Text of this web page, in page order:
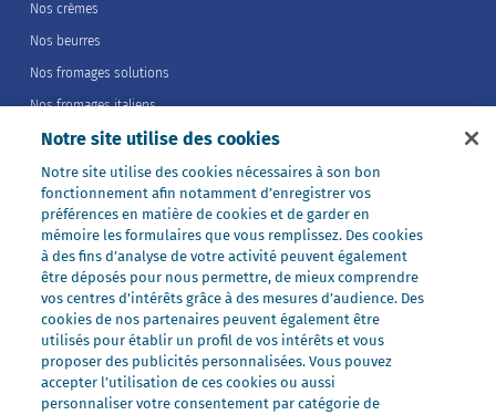
Nos crèmes
Nos beurres
Nos fromages solutions
Nos fromages italiens
Nos fromages portions
Nos fromages entiers
Nos préparations
Nos ultra-frais
Nos laits
Nos marques
Président Professionnel
Galbani Professionale
Lactel Professionnel
Notre site utilise des cookies
Notre site utilise des cookies nécessaires à son bon
fonctionnement afin notamment d’enregistrer vos
préférences en matière de cookies et de garder en
mémoire les formulaires que vous remplissez. Des cookies
à des fins d’analyse de votre activité peuvent également
être déposés pour nous permettre, de mieux comprendre
vos centres d'intérêts grâce à des mesures d’audience. Des
cookies de nos partenaires peuvent également être
utilisés pour établir un profil de vos intérêts et vous
proposer des publicités personnalisées. Vous pouvez
accepter l’utilisation de ces cookies ou aussi
personnaliser votre consentement par catégorie de